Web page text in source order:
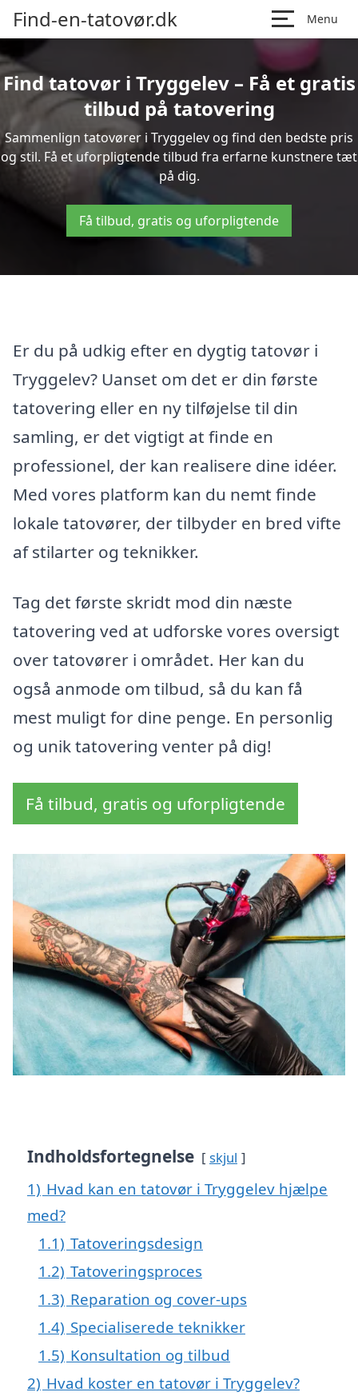
Find-en-tatovør.dk Menu
Find tatovør i Tryggelev – Få et gratis
tilbud på tatovering
Sammenlign tatovører i Tryggelev og find den bedste pris
og stil. Få et uforpligtende tilbud fra erfarne kunstnere tæt
på dig.
Få tilbud, gratis og uforpligtende
Er du på udkig efter en dygtig tatovør i
Tryggelev? Uanset om det er din første
tatovering eller en ny tilføjelse til din
samling, er det vigtigt at finde en
professionel, der kan realisere dine idéer.
Med vores platform kan du nemt finde
lokale tatovører, der tilbyder en bred vifte
af stilarter og teknikker.
Tag det første skridt mod din næste
tatovering ved at udforske vores oversigt
over tatovører i området. Her kan du
også anmode om tilbud, så du kan få
mest muligt for dine penge. En personlig
og unik tatovering venter på dig!
Få tilbud, gratis og uforpligtende
Indholdsfortegnelse skjul
1) Hvad kan en tatovør i Tryggelev hjælpe
med?
1.1) Tatoveringsdesign
1.2) Tatoveringsproces
1.3) Reparation og cover-ups
1.4) Specialiserede teknikker
1.5) Konsultation og tilbud
2) Hvad koster en tatovør i Tryggelev?